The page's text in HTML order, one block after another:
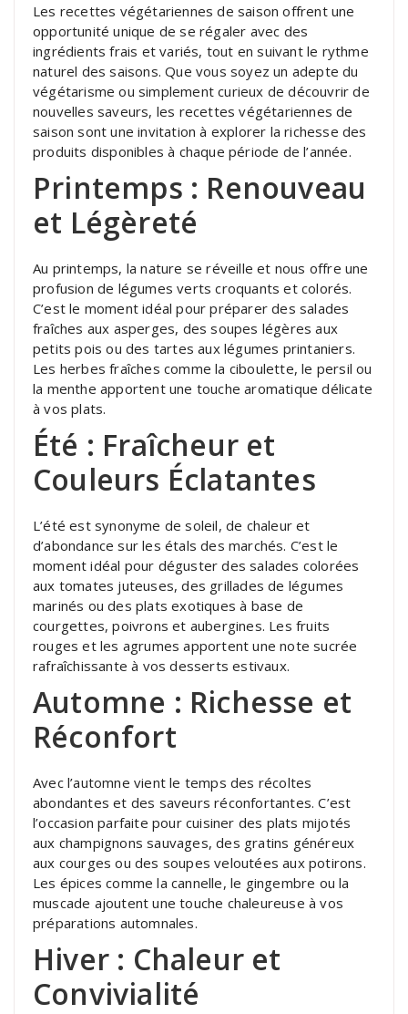
Les recettes végétariennes de saison offrent une
opportunité unique de se régaler avec des
ingrédients frais et variés, tout en suivant le rythme
naturel des saisons. Que vous soyez un adepte du
végétarisme ou simplement curieux de découvrir de
nouvelles saveurs, les recettes végétariennes de
saison sont une invitation à explorer la richesse des
produits disponibles à chaque période de l’année.
Printemps : Renouveau
et Légèreté
Au printemps, la nature se réveille et nous offre une
profusion de légumes verts croquants et colorés.
C’est le moment idéal pour préparer des salades
fraîches aux asperges, des soupes légères aux
petits pois ou des tartes aux légumes printaniers.
Les herbes fraîches comme la ciboulette, le persil ou
la menthe apportent une touche aromatique délicate
à vos plats.
Été : Fraîcheur et
Couleurs Éclatantes
L’été est synonyme de soleil, de chaleur et
d’abondance sur les étals des marchés. C’est le
moment idéal pour déguster des salades colorées
aux tomates juteuses, des grillades de légumes
marinés ou des plats exotiques à base de
courgettes, poivrons et aubergines. Les fruits
rouges et les agrumes apportent une note sucrée
rafraîchissante à vos desserts estivaux.
Automne : Richesse et
Réconfort
Avec l’automne vient le temps des récoltes
abondantes et des saveurs réconfortantes. C’est
l’occasion parfaite pour cuisiner des plats mijotés
aux champignons sauvages, des gratins généreux
aux courges ou des soupes veloutées aux potirons.
Les épices comme la cannelle, le gingembre ou la
muscade ajoutent une touche chaleureuse à vos
préparations automnales.
Hiver : Chaleur et
Convivialité